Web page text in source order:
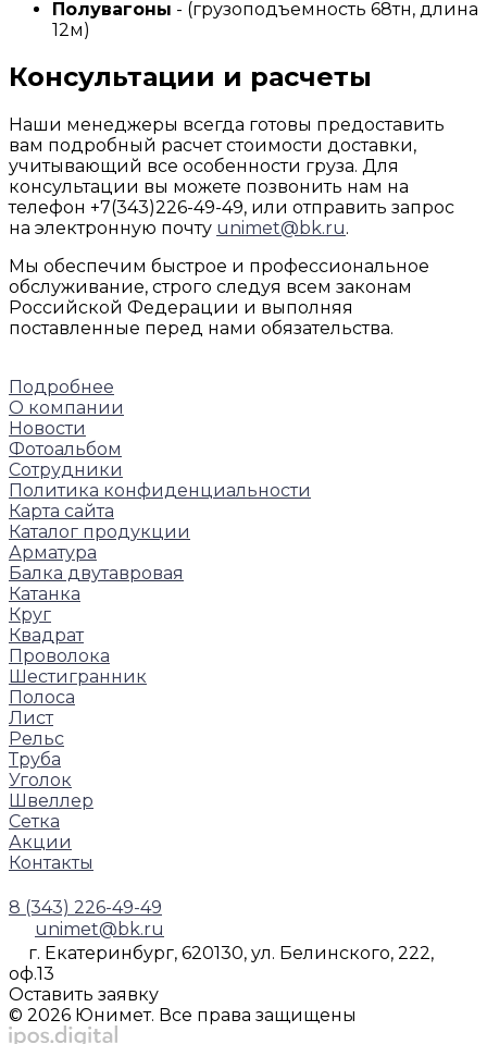
Полувагоны - (грузоподъемность 68тн, длина
12м)
Консультации и расчеты
Наши менеджеры всегда готовы предоставить
вам подробный расчет стоимости доставки,
учитывающий все особенности груза. Для
консультации вы можете позвонить нам на
телефон +7(343)226-49-49, или отправить запрос
на электронную почту unimet@bk.ru.
Мы обеспечим быстрое и профессиональное
обслуживание, строго следуя всем законам
Российской Федерации и выполняя
поставленные перед нами обязательства.
Подробнее
О компании
Новости
Фотоальбом
Сотрудники
Политика конфиденциальности
Карта сайта
Каталог продукции
Арматура
Балка двутавровая
Катанка
Круг
Квадрат
Проволока
Шестигранник
Полоса
Лист
Рельс
Труба
Уголок
Швеллер
Сетка
Акции
Контакты
8 (343) 226-49-49
unimet@bk.ru
г. Екатеринбург, 620130, ул. Белинского, 222,
оф.13
Оставить заявку
© 2026 Юнимет. Все права защищены